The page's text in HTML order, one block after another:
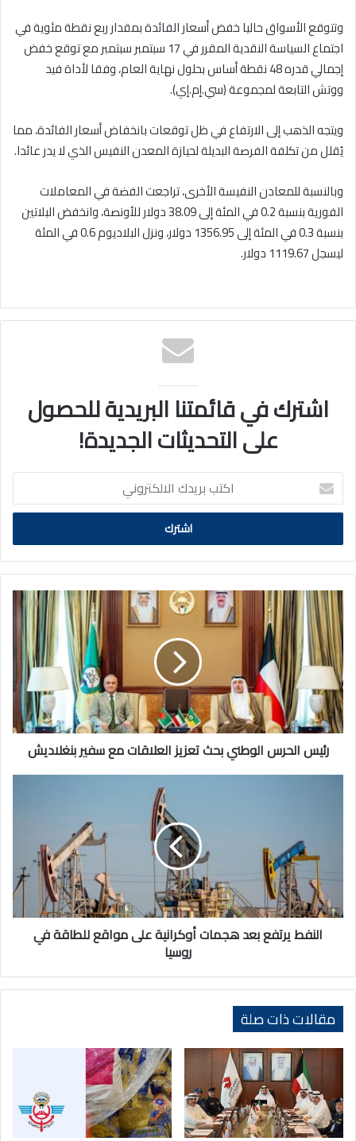
وتتوقع الأسواق حاليا خفض أسعار الفائدة بمقدار ربع نقطة مئوية في
اجتماع السياسة النقدية المقرر في 17 سبتمبر سبتمبر مع توقع خفض
إجمالي قدره 48 نقطة أساس بحلول نهاية العام، وفقا لأداة فيد
ووتش التابعة لمجموعة (سي.إم.إي).
ويتجه الذهب إلى الارتفاع في ظل توقعات بانخفاض أسعار الفائدة، مما
يُقلل من تكلفة الفرصة البديلة لحيازة المعدن النفيس الذي لا يدر عائدا.
وبالنسبة للمعادن النفيسة الأخرى، تراجعت الفضة في المعاملات
الفورية بنسبة 0.2 في المئة إلى 38.09 دولار للأونصة، وانخفض البلاتين
بنسبة 0.3 في المئة إلى 1356.95 دولار، ونزل البلاديوم 0.6 في المئة
ليسجل 1119.67 دولار.
اشترك في قائمتنا البريدية للحصول
على التحديثات الجديدة!
اكتب
بريدك
الالكتروني
رئيس
الحرس
الوطني
بحث
تعزيز
العلاقات
مع
سفير
بنغلاديش
رئيس الحرس الوطني بحث تعزيز العلاقات مع سفير بنغلاديش
مواقع
للطاقة
في
روسياالنفط يرتفع بعد هجمات أوكرانية على مواقع للطاقة في
روسيا
مقالات ذات صلة